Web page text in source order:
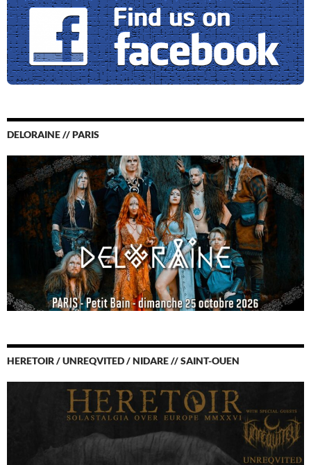
DELORAINE // PARIS
HERETOIR / UNREQVITED / NIDARE // SAINT-OUEN